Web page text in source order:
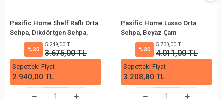
Pasific Home Shelf Raflı Orta
Sehpa, Dikdörtgen Sehpa,
İthal Meşe
%30
5.249,00 TL
3.675,00 TL
Sepetteki Fiyat
2.940,00 TL
Pasific Home Lusso Orta
Sehpa, Beyaz Çam
%30
5.730,00 TL
4.011,00 TL
Sepetteki Fiyat
3.208,80 TL